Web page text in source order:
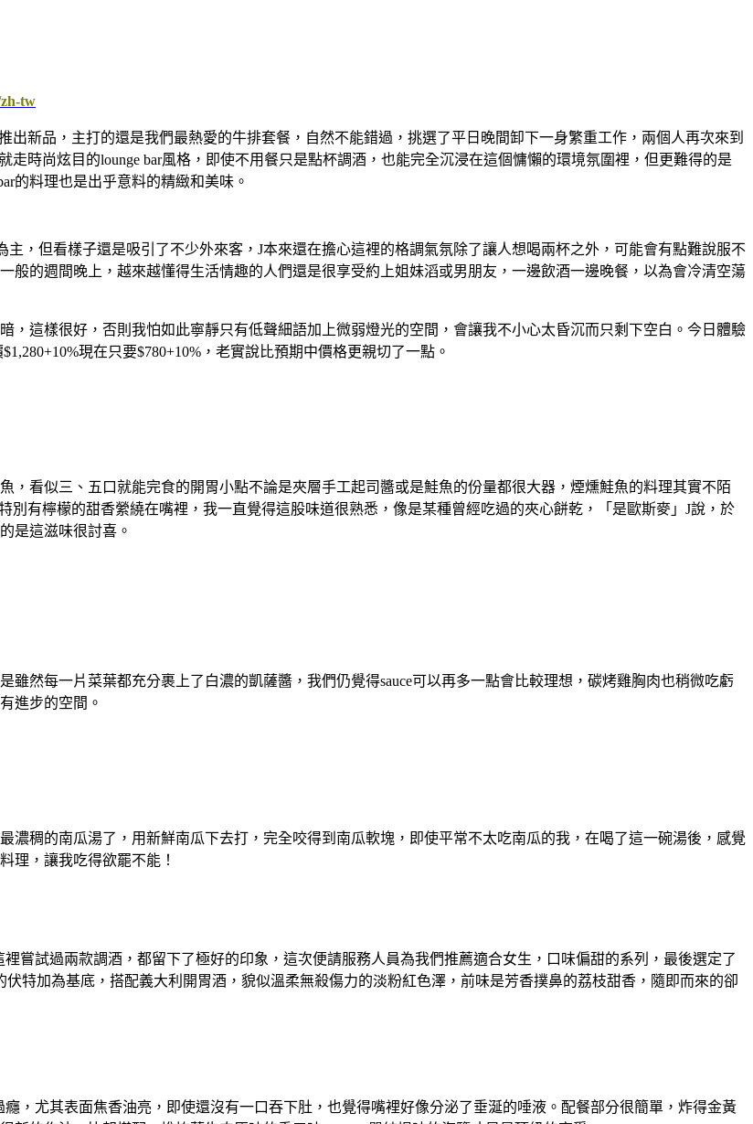
tw
出新品，主打的還是我們最熱愛的牛排套餐，自然不能錯過，挑選了平日晚間卸下一身繁重工作，兩個人再次來到
時尚炫目的lounge bar風格，即使不用餐只是點杯調酒，也能完全沉浸在這個慵懶的環境氛圍裡，但更難得的是
的料理也是出乎意料的精緻和美味。
，但看樣子還是吸引了不少外來客，J本來還在擔心這裡的格調氣氛除了讓人想喝兩杯之外，可能會有點難說服不
般的週間晚上，越來越懂得生活情趣的人們還是很享受約上姐妹滔或男朋友，一邊飲酒一邊晚餐，以為會冷清空蕩
，這樣很好，否則我怕如此寧靜只有低聲細語加上微弱燈光的空間，會讓我不小心太昏沉而只剩下空白。今日體驗
現在只要$780+10%，老實說比預期中價格更親切了一點。
，看似三、五口就能完食的開胃小點不論是夾層手工起司醬或是鮭魚的份量都很大器，煙燻鮭魚的料理其實不陌
有檸檬的甜香縈繞在嘴裡，我一直覺得這股味道很熟悉，像是某種曾經吃過的夾心餅乾，「是歐斯麥」J說，於
是這滋味很討喜。
然每一片菜葉都充分裹上了白濃的凱薩醬，我們仍覺得sauce可以再多一點會比較理想，碳烤雞胸肉也稍微吃虧
進步的空間。
濃稠的南瓜湯了，用新鮮南瓜下去打，完全咬得到南瓜軟塊，即使平常不太吃南瓜的我，在喝了這一碗湯後，感覺
理，讓我吃得欲罷不能！
嘗試過兩款調酒，都留下了極好的印象，這次便請服務人員為我們推薦適合女生，口味偏甜的系列，最後選定了
特加為基底，搭配義大利開胃酒，貌似溫柔無殺傷力的淡粉紅色澤，前味是芳香撲鼻的荔枝甜香，隨即而來的卻
，尤其表面焦香油亮，即使還沒有一口吞下肚，也覺得嘴裡好像分泌了垂涎的唾液。配餐部分很簡單，炸得金黃